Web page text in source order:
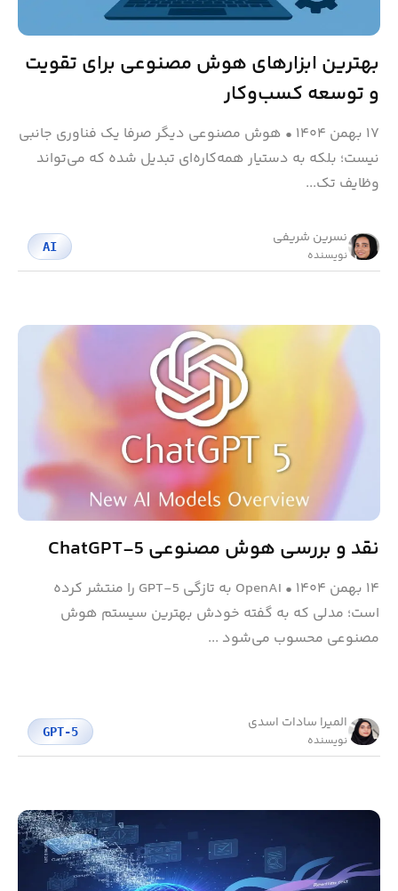
بهترین ابزارهای هوش مصنوعی برای تقویت
و توسعه کسب‌وکار
۱۷ بهمن ۱۴۰۴ • هوش مصنوعی دیگر صرفا یک فناوری جانبی
نیست؛ بلکه به دستیار همه‌کاره‌ای تبدیل شده که می‌تواند
وظایف تک...
نسرین شریفی
نویسنده
AI
نقد و بررسی هوش مصنوعی ChatGPT-5
۱۴ بهمن ۱۴۰۴ •
OpenAI به‌ تازگی GPT-5 را منتشر کرده
است؛ مدلی که به گفته خودش بهترین سیستم هوش
مصنوعی محسوب می‌شود ...
المیرا سادات اسدی
نویسنده
GPT-5